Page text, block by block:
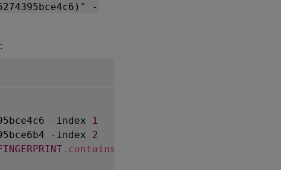
-
- index
1
- index 2
. contains_any